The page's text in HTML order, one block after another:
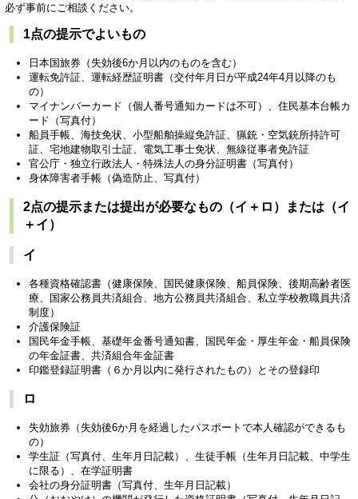
必ず事前にご相談ください。
1点の提示でよいもの
日本国旅券（失効後6か月以内のものを含む）
運転免許証、運転経歴証明書（交付年月日が平成24年4月以降のも
の）
マイナンバーカード（個人番号通知カードは不可）、住民基本台帳カ
ード（写真付）
船員手帳、海技免状、小型船舶操縦免許証、猟銃・空気銃所持許可
証、宅地建物取引士証、電気工事士免状、無線従事者免許証
官公庁・独立行政法人・特殊法人の身分証明書（写真付）
身体障害者手帳（偽造防止、写真付）
2点の提示または提出が必要なもの（イ＋ロ）または（イ
＋イ）
イ
各種資格確認書（健康保険、国民健康保険、船員保険、後期高齢者医
療、国家公務員共済組合、地方公務員共済組合、私立学校教職員共済
制度）
介護保険証
国民年金手帳、基礎年金番号通知書、国民年金・厚生年金・船員保険
の年金証書、共済組合年金証書
印鑑登録証明書（６か月以内に発行されたもの）とその登録印
ロ
失効旅券（失効後6か月を経過したパスポートで本人確認ができるも
の）
学生証（写真付、生年月日記載）、生徒手帳（生年月日記載、中学生
に限る）、在学証明書
会社の身分証明書（写真付、生年月日記載）